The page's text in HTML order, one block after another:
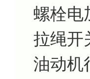
螺栓电
拉绳开
油动机